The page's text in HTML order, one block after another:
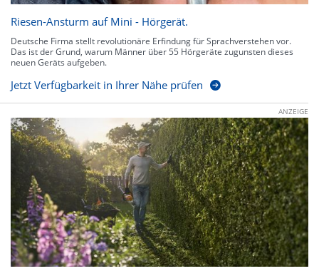
Riesen-Ansturm auf Mini - Hörgerät.
Deutsche Firma stellt revolutionäre Erfindung für Sprachverstehen vor.
Das ist der Grund, warum Männer über 55 Hörgeräte zugunsten dieses
neuen Geräts aufgeben.
Jetzt Verfügbarkeit in Ihrer Nähe prüfen
ANZEIGE